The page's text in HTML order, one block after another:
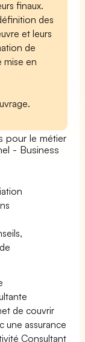
finaux.
des
et leurs
de
mise en
pour le métier
- Business
de couvrir
une assurance
Consultant